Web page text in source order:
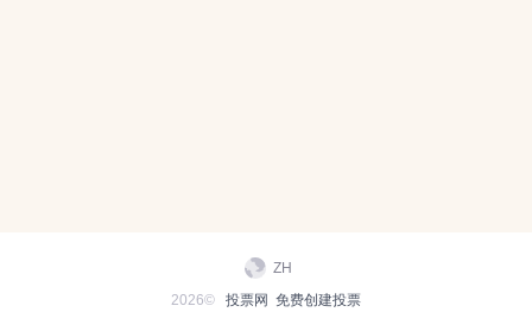
2026© 投票网 免费创建投票
ZH